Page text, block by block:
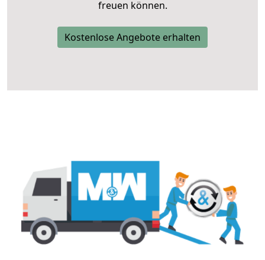
freuen können.
Kostenlose Angebote erhalten